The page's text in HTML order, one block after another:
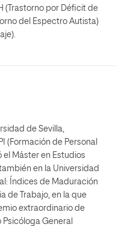
(Trastorno por Déficit de
del Espectro Autista)
de Sevilla,
(Formación de Personal
el Máster en Estudios
en la Universidad
Índices de Maduración
de Trabajo, en la que
extraordinario de
General